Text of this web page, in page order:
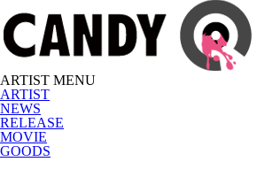
ARTIST MENU
ARTIST
NEWS
RELEASE
MOVIE
GOODS